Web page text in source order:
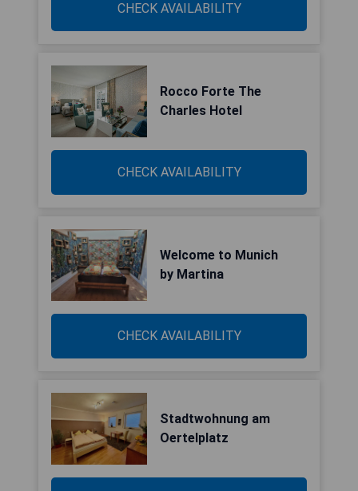
CHECK AVAILABILITY
Rocco Forte The
Charles Hotel
CHECK AVAILABILITY
Welcome to Munich
by Martina
CHECK AVAILABILITY
Stadtwohnung am
Oertelplatz